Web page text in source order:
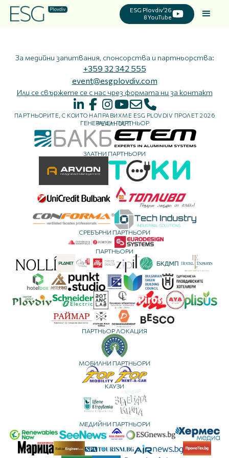
ESG Plovdiv'26
в YouTube
За медийни запитвания, спонсорства и партньорства:
+359 32 342 555
event@esgplovdiv.com
Или се свържете се с нас чрез формата ни за контакт
ПАРТНЬОРИТЕ, С КОИТО НАПРАВИХМЕ ESG PLOVDIV ПРОЛЕТ 2026
РЕАЛНОСТ:
ГЕНЕРАЛЕН ПАРТНЬОР
ЗЛАТНИ ПАРТНЬОРИ
СРЕБЪРНИ ПАРТНЬОРИ
ПАРТНЬОРИ
ПАРТНЬОР ЛОКАЦИЯ
МОБИЛНИ ПАРТНЬОРИ
КАУЗИ
МЕДИЙНИ ПАРТНЬОРИ